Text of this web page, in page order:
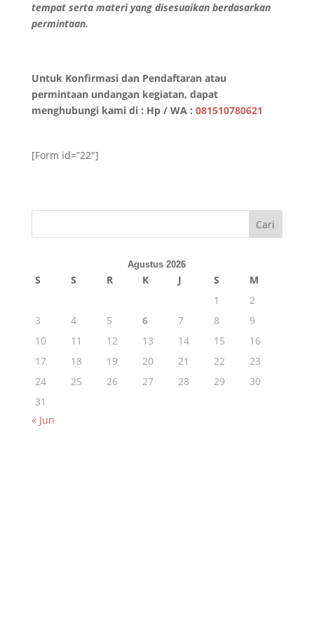
tempat serta materi yang disesuaikan berdasarkan
permintaan.
Untuk Konfirmasi dan Pendaftaran atau
permintaan undangan kegiatan, dapat
menghubungi kami di : Hp / WA : 081510780621
[Form id=”22″]
Cari
Agustus 2026
S S R K J S
M
1
2
3
4 5 6 7 8
9
10
11 12 13 14 15
16
17
18 19 20 21 22
23
24
25 26 27 28 29
30
31
« Jun